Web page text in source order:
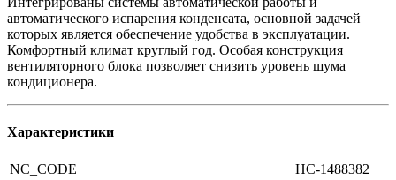
автоматического испарения конденсата, основной задачей
которых является обеспечение удобства в эксплуатации.
Комфортный климат круглый год. Особая конструкция
вентиляторного блока позволяет снизить уровень шума
кондиционера.
Характеристики
NC_CODE
НС-1488382